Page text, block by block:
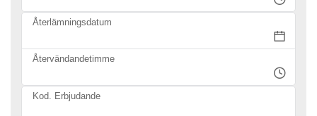
Återlämningsdatum
Återvändandetimme
Kod. Erbjudande